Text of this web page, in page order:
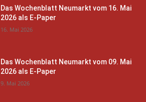
Das Wochenblatt Neumarkt vom 16. Mai
2026 als E-Paper
16. Mai 2026
Das Wochenblatt Neumarkt vom 09. Mai
2026 als E-Paper
9. Mai 2026